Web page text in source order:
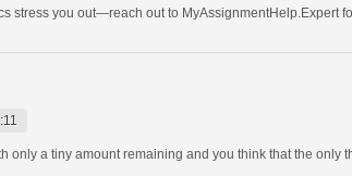
stress you out—reach out to MyAssignmentHelp.Expert
only a tiny amount remaining and you think that the